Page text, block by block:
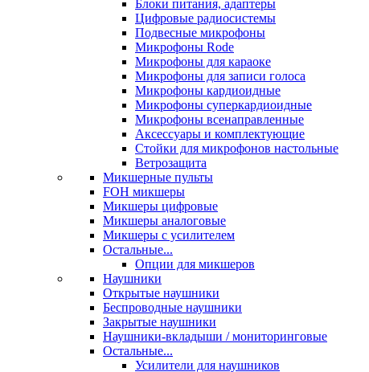
Блоки питания, адаптеры
Цифровые радиосистемы
Подвесные микрофоны
Микрофоны Rode
Микрофоны для караоке
Микрофоны для записи голоса
Микрофоны кардиоидные
Микрофоны суперкардиоидные
Микрофоны всенаправленные
Аксессуары и комплектующие
Стойки для микрофонов настольные
Ветрозащита
Микшерные пульты
FOH микшеры
Микшеры цифровые
Микшеры аналоговые
Микшеры с усилителем
Остальные...
Опции для микшеров
Наушники
Открытые наушники
Беспроводные наушники
Закрытые наушники
Наушники-вкладыши / мониторинговые
Остальные...
Усилители для наушников